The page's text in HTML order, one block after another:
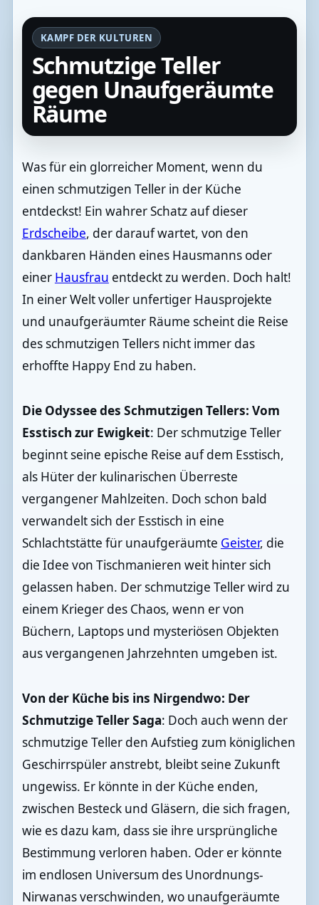
KAMPF DER KULTUREN
Schmutzige Teller
gegen Unaufgeräumte
Räume
Was für ein glorreicher Moment, wenn du
einen schmutzigen Teller in der Küche
entdeckst! Ein wahrer Schatz auf dieser
Erdscheibe, der darauf wartet, von den
dankbaren Händen eines Hausmanns oder
einer Hausfrau entdeckt zu werden. Doch halt!
In einer Welt voller unfertiger Hausprojekte
und unaufgeräumter Räume scheint die Reise
des schmutzigen Tellers nicht immer das
erhoffte Happy End zu haben.
Die Odyssee des Schmutzigen Tellers: Vom
Esstisch zur Ewigkeit: Der schmutzige Teller
beginnt seine epische Reise auf dem Esstisch,
als Hüter der kulinarischen Überreste
vergangener Mahlzeiten. Doch schon bald
verwandelt sich der Esstisch in eine
Schlachtstätte für unaufgeräumte Geister, die
die Idee von Tischmanieren weit hinter sich
gelassen haben. Der schmutzige Teller wird zu
einem Krieger des Chaos, wenn er von
Büchern, Laptops und mysteriösen Objekten
aus vergangenen Jahrzehnten umgeben ist.
Von der Küche bis ins Nirgendwo: Der
Schmutzige Teller Saga: Doch auch wenn der
schmutzige Teller den Aufstieg zum königlichen
Geschirrspüler anstrebt, bleibt seine Zukunft
ungewiss. Er könnte in der Küche enden,
zwischen Besteck und Gläsern, die sich fragen,
wie es dazu kam, dass sie ihre ursprüngliche
Bestimmung verloren haben. Oder er könnte
im endlosen Universum des Unordnungs-
Nirwanas verschwinden, wo unaufgeräumte